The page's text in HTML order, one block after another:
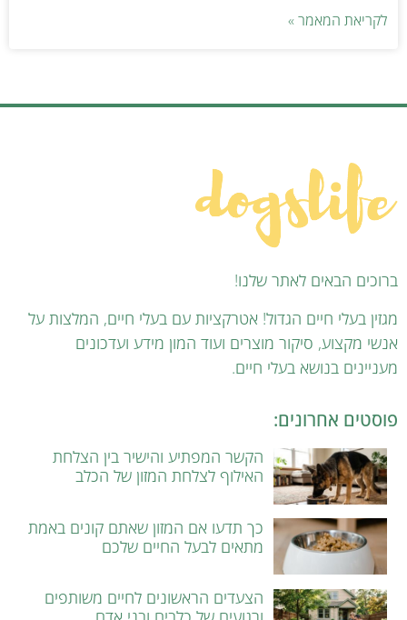
לקריאת המאמר »
ברוכים הבאים לאתר שלנו!
מגזין בעלי חיים הגדול! אטרקציות עם בעלי חיים, המלצות על
אנשי מקצוע, סיקור מוצרים ועוד המון מידע ועדכונים
מעניינים בנושא בעלי חיים.
פוסטים אחרונים:
הקשר המפתיע והישיר בין הצלחת
האילוף לצלחת המזון של הכלב
כך תדעו אם המזון שאתם קונים באמת
מתאים לבעל החיים שלכם
הצעדים הראשונים לחיים משותפים